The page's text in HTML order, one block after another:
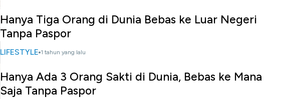
Hanya Tiga Orang di Dunia Bebas ke Luar Negeri
Tanpa Paspor
LIFESTYLE 1 tahun yang lalu
Hanya Ada 3 Orang Sakti di Dunia, Bebas ke Mana
Saja Tanpa Paspor